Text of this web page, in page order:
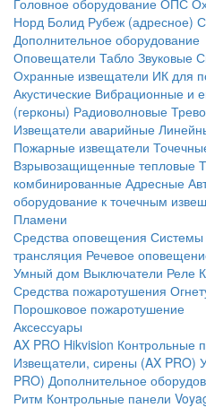
Головное оборудование ОПС
Норд Болид Рубеж (адресное)
Дополнительное оборудование
Оповещатели Табло Звуковые
Охранные извещатели ИК для
Акустические Вибрационные и
(герконы) Радиоволновые
Извещатели аварийные
Пожарные извещатели
Взрывозащищенные тепловые
комбинированные Адресные
оборудование к точечным
Пламени
Средства оповещения Системы
трансляция Речевое
Умный дом Выключатели Реле
Средства пожаротушения
Порошковое пожаротушение
Аксессуары
AX PRO Hikvision Контрольные
Извещатели, сирены (AX PRO)
PRO) Дополнительное
Ритм Контрольные панели